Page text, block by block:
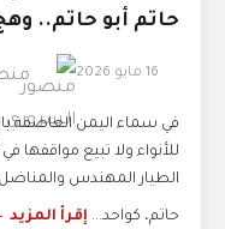
حاتم أبو حاتم..
16 مايو 2026
في سماء اليمن العاصفة
للأنواء ولا تبيع مواقفها
الطيار المهندس والمناضل
حاتم، كواحد... إقرأ المزيد